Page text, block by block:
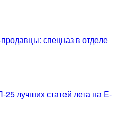
спецназ в отделе
лучших статей лета на E-